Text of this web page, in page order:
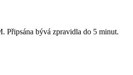
bývá zpravidla do 5 minut.